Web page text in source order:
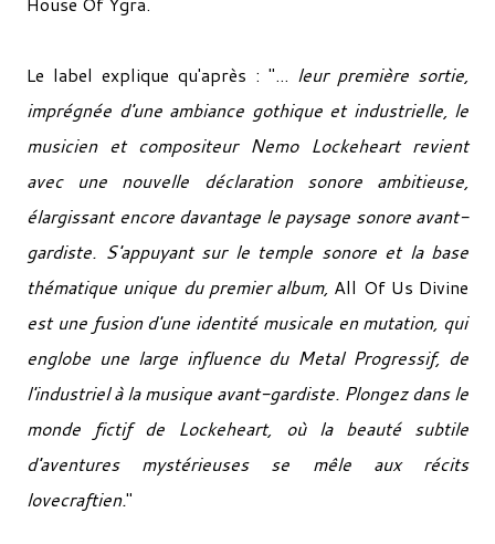
Le label explique qu'après : "... leur première sortie,
imprégnée d'une ambiance gothique et industrielle, le
musicien et compositeur Nemo Lockeheart revient
avec une nouvelle déclaration sonore ambitieuse,
élargissant encore davantage le paysage sonore avant-
gardiste. S'appuyant sur le temple sonore et la base
thématique unique du premier album, All Of Us Divine
est une fusion d'une identité musicale en mutation, qui
englobe une large influence du Metal Progressif, de
l'industriel à la musique avant-gardiste. Plongez dans le
monde fictif de Lockeheart, où la beauté subtile
d'aventures mystérieuses se mêle aux récits
lovecraftien."